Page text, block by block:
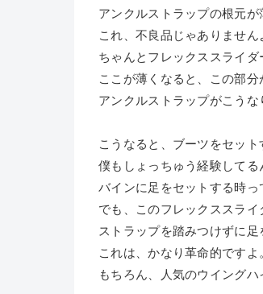
アンクルストラップの根元が
これ、不良品じゃありません
ちゃんとフレックススライダ
ここが薄くなると、この部
アンクルストラップがこうな
こうなると、ブーツをセット
僕もしょっちゅう経験してる
バインに足をセットする時っ
でも、このフレックススライ
ストラップを踏みつけずに足
これは、かなり革命的ですよ。
もちろん、人気のウイング